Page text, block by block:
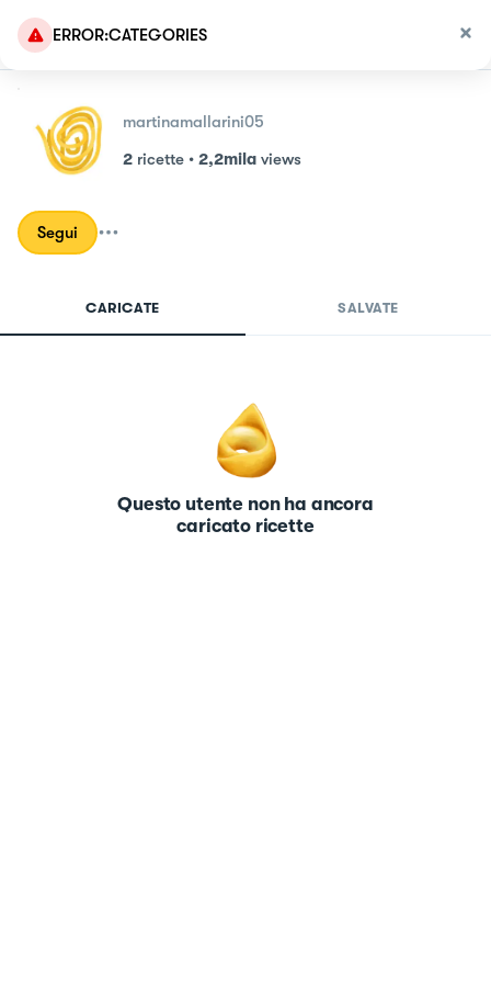
ERROR:CATEGORIES
martinamallarini05
2 ricette • 2,2mila views
Segui
CARICATE SALVATE
Questo utente non ha ancora
caricato ricette